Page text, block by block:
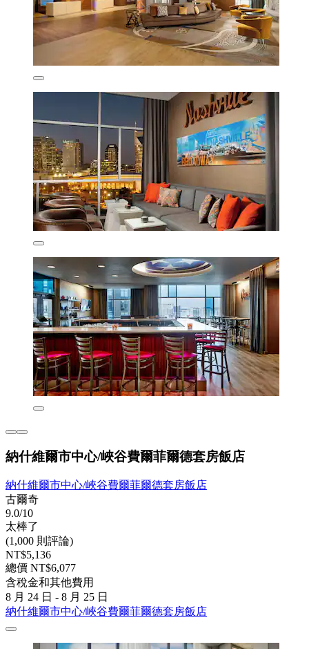
納什維爾市中心/峽谷費爾菲爾德套房飯店
納什維爾市中心/峽谷費爾菲爾德套房飯店
古爾奇
9.0/10
太棒了
(1,000 則評論)
NT$5,136
總價 NT$6,077
含稅金和其他費用
8 月 24 日 - 8 月 25 日
納什維爾市中心/峽谷費爾菲爾德套房飯店